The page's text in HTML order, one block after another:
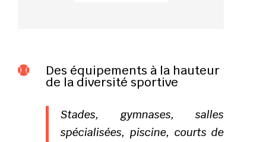
 Des équipements à la hauteur
de la diversité sportive
Stades, gymnases, salles
spécialisées, piscine, courts de